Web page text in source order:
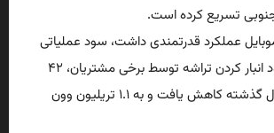
تسریع کرده است.
عملکرد قدرتمندی داشت، سود عملیاتی
بخش تراشه با وجود انبار کردن تراشه توسط برخی مشتریان، ۴۲
درصد نسبت به سال گذشته کاهش یافت و به ۱.۱ تریلیون وون